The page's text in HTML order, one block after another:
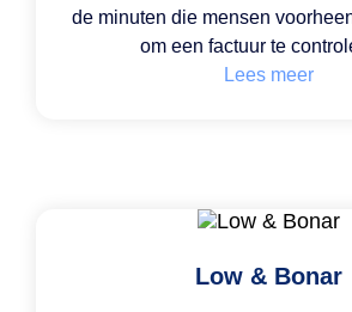
de minuten die mensen
om een factuur te
Lees meer
Low & Bonar